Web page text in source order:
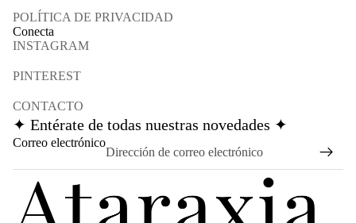
POLÍTICA DE PRIVACIDAD
Conecta
INSTAGRAM
PINTEREST
CONTACTO
✦ Entérate de todas nuestras novedades ✦
Correo electrónico
Política de reembolso
Política de privacidad
Política de envío